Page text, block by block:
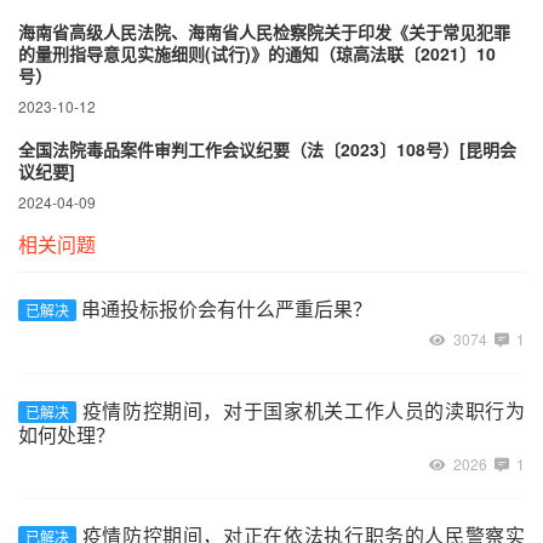
海南省高级人民法院、海南省人民检察院关于印发《关于常见犯罪
的量刑指导意见实施细则(试行)》的通知（琼高法联〔2021〕10
号）
2023-10-12
全国法院毒品案件审判工作会议纪要（法〔2023〕108号）[昆明会
议纪要]
2024-04-09
相关问题
已解决 串通投标报价会有什么严重后果？
3074 1
已解决
疫情防控期间，对于国家机关工作人员的渎职行为
如何处理？
2026 1
已解决 疫情防控期间，对正在依法执行职务的人民警察实